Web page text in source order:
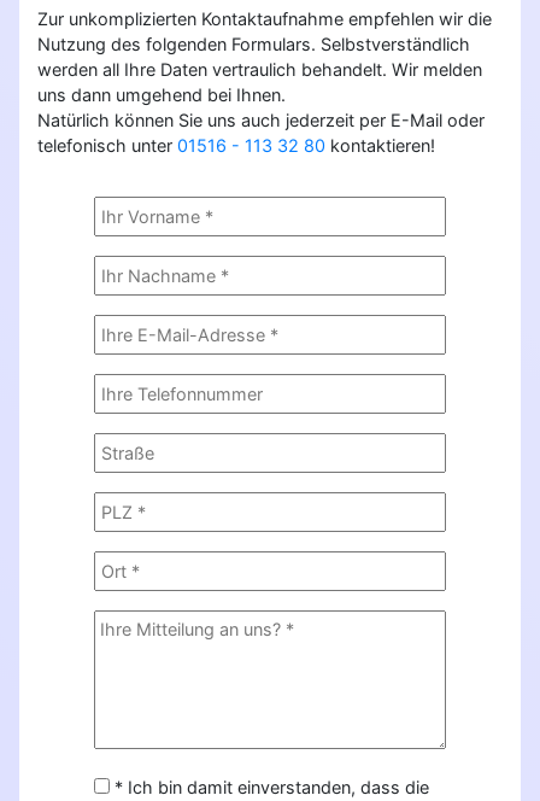
Zur unkomplizierten Kontaktaufnahme empfehlen wir die
Nutzung des folgenden Formulars. Selbstverständlich
werden all Ihre Daten vertraulich behandelt. Wir melden
uns dann umgehend bei Ihnen.
Natürlich können Sie uns auch jederzeit per E-Mail oder
telefonisch unter 01516 - 113 32 80 kontaktieren!
* Ich bin damit einverstanden, dass die